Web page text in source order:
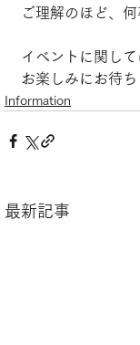
ご理解のほど、
イベントに関し
お楽しみにお待ち
Information
最新記事